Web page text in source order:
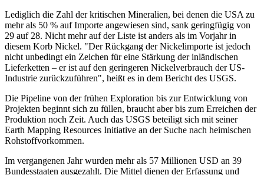
Lediglich die Zahl der kritischen Mineralien, bei denen die USA zu
mehr als 50 % auf Importe angewiesen sind, sank geringfügig von
29 auf 28. Nicht mehr auf der Liste ist anders als im Vorjahr in
diesem Korb Nickel. "Der Rückgang der Nickelimporte ist jedoch
nicht unbedingt ein Zeichen für eine Stärkung der inländischen
Lieferketten – er ist auf den geringeren Nickelverbrauch der US-
Industrie zurückzuführen", heißt es in dem Bericht des USGS.
Die Pipeline von der frühen Exploration bis zur Entwicklung von
Projekten beginnt sich zu füllen, braucht aber bis zum Erreichen der
Produktion noch Zeit. Auch das USGS beteiligt sich mit seiner
Earth Mapping Resources Initiative an der Suche nach heimischen
Rohstoffvorkommen.
Im vergangenen Jahr wurden mehr als 57 Millionen USD an 39
Bundesstaaten ausgezahlt. Die Mittel dienen der Erfassung und